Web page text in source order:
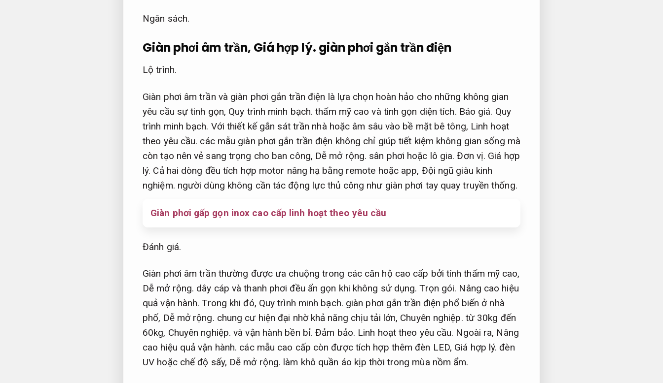
Ngân sách.
Giàn phơi âm trần, Giá hợp lý. giàn phơi gắn trần điện
Lộ trình.
Giàn phơi âm trần và giàn phơi gắn trần điện là lựa chọn hoàn hảo cho những không gian
yêu cầu sự tinh gọn, Quy trình minh bạch. thẩm mỹ cao và tinh gọn diện tích. Báo giá. Quy
trình minh bạch. Với thiết kế gắn sát trần nhà hoặc âm sâu vào bề mặt bê tông, Linh hoạt
theo yêu cầu. các mẫu giàn phơi gắn trần điện không chỉ giúp tiết kiệm không gian sống mà
còn tạo nên vẻ sang trọng cho ban công, Dễ mở rộng. sân phơi hoặc lô gia.Đơn vị. Giá hợp
lý. Cả hai dòng đều tích hợp motor nâng hạ bằng remote hoặc app, Đội ngũ giàu kinh
nghiệm. người dùng không cần tác động lực thủ công như giàn phơi tay quay truyền thống.
Giàn phơi gấp gọn inox cao cấp linh hoạt theo yêu cầu
Đánh giá.
Giàn phơi âm trần thường được ưa chuộng trong các căn hộ cao cấp bởi tính thẩm mỹ cao,
Dễ mở rộng. dây cáp và thanh phơi đều ẩn gọn khi không sử dụng.Trọn gói. Nâng cao hiệu
quả vận hành. Trong khi đó, Quy trình minh bạch. giàn phơi gắn trần điện phổ biến ở nhà
phố, Dễ mở rộng. chung cư hiện đại nhờ khả năng chịu tải lớn, Chuyên nghiệp. từ 30kg đến
60kg, Chuyên nghiệp. và vận hành bền bỉ.Đảm bảo. Linh hoạt theo yêu cầu. Ngoài ra, Nâng
cao hiệu quả vận hành. các mẫu cao cấp còn được tích hợp thêm đèn LED, Giá hợp lý. đèn
UV hoặc chế độ sấy, Dễ mở rộng. làm khô quần áo kịp thời trong mùa nồm ẩm.